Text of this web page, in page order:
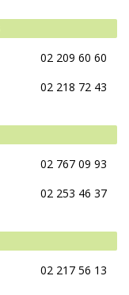
02 209 60 60
02 218 72 43
02 767 09 93
02 253 46 37
02 217 56 13